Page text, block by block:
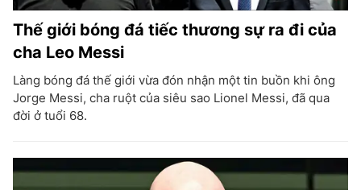
Thế giới bóng đá tiếc thương sự ra đi của
cha Leo Messi
Làng bóng đá thế giới vừa đón nhận một tin buồn khi ông
Jorge Messi, cha ruột của siêu sao Lionel Messi, đã qua
đời ở tuổi 68.